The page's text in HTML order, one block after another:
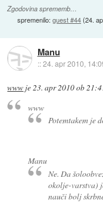
Zgodovina sprememb…
spremenilo:guest #44(24.
Manu
::24. apr 2010,
www je23. apr 2010 ob
www
Potemtakem je
Manu
Ne. Da
okolje-varstva)
nauči bolj